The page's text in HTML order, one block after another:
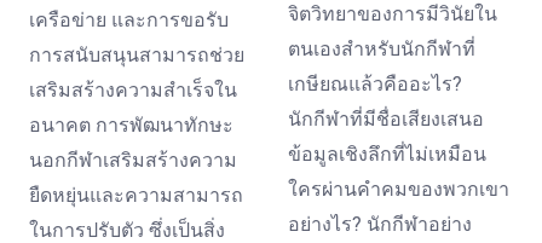
เครือข่าย และการขอรับ
การสนับสนุนสามารถช่วย
เสริมสร้างความสำเร็จใน
อนาคต การพัฒนาทักษะ
นอกกีฬาเสริมสร้างความ
ยืดหยุ่นและความสามารถ
ในการปรับตัว ซึ่งเป็นสิ่ง
จิตวิทยาของการมีวินัยใน
ตนเองสำหรับนักกีฬาที่
เกษียณแล้วคืออะไร?
นักกีฬาที่มีชื่อเสียงเสนอ
ข้อมูลเชิงลึกที่ไม่เหมือน
ใครผ่านคำคมของพวกเขา
อย่างไร? นักกีฬาอย่าง